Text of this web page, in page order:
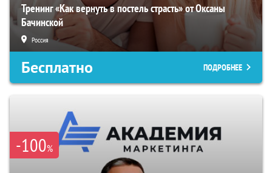
Тренинг «Как вернуть в постель страсть» от Оксаны
Бачинской
Россия
Бесплатно ПОДРОБНЕЕ
-100%